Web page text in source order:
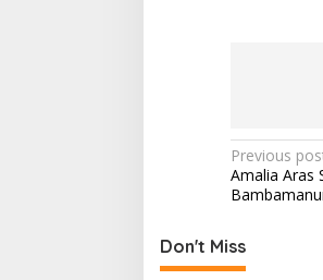
P
o
t
Previous
Amalia Aras
Don't Miss